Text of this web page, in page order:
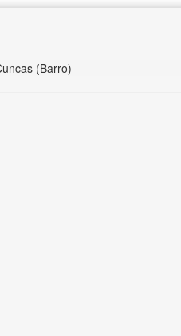
(Barro)